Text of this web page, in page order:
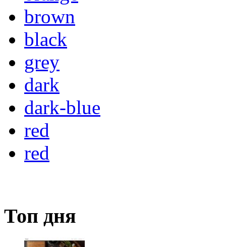
brown
black
grey
dark
dark-blue
red
red
Топ дня